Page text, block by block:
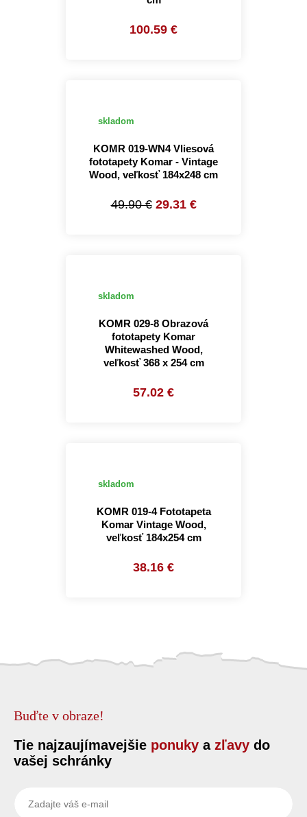
100.59 €
skladom
KOMR 019-WN4 Vliesová
fototapety Komar - Vintage
Wood, veľkosť 184x248 cm
49.90 € 29.31 €
skladom
KOMR 029-8 Obrazová
fototapety Komar
Whitewashed Wood,
veľkosť 368 x 254 cm
57.02 €
skladom
KOMR 019-4 Fototapeta
Komar Vintage Wood,
veľkosť 184x254 cm
38.16 €
Buďte v obraze!
Tie najzaujímavejšie ponuky a zľavy do
vašej schránky